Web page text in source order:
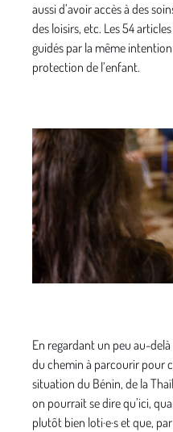
aussi d’avoir accès à des
des loisirs, etc. Les 54
guidés par la même
protection de l’enfant.
En regardant un peu au-
du chemin à parcourir pour
situation du Bénin, de la
on pourrait se dire qu’ici,
plutôt bien loti·e·s et que,